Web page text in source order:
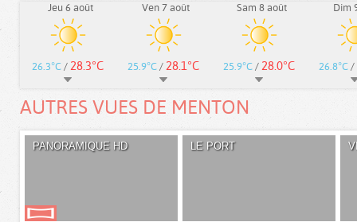
Jeu 6 août
26.3°C / 28.3°C
Ven 7 août
25.9°C / 28.1°C
Sam 8 août
25.9°C / 28.0°C
Dim
26.8°C /
AUTRES VUES DE MENTON
PANORAMIQUE HD LE PORT